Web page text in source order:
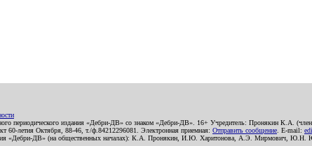
периодического издания «Дебри-ДВ» со знаком «Дебри-ДВ». 16+ Учредитель: Пронякин К.А.
60-летия Октября, 88-46, т./ф.84212296081. Электронная приемная: Отправить сообщение . E-mail:
«Дебри-ДВ» (на общественных началах): К.А. Пронякин, И.Ю. Харитонова, А.Э.